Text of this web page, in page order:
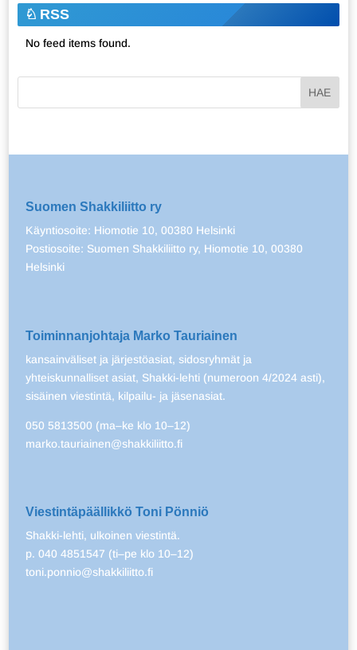
RSS
No feed items found.
Suomen Shakkiliitto ry
Käyntiosoite: Hiomotie 10, 00380 Helsinki
Postiosoite: Suomen Shakkiliitto ry, Hiomotie 10, 00380
Helsinki
Toiminnanjohtaja Marko Tauriainen
kansainväliset ja järjestöasiat, sidosryhmät ja
yhteiskunnalliset asiat, Shakki-lehti (numeroon 4/2024 asti),
sisäinen viestintä, kilpailu- ja jäsenasiat.
050 5813500 (ma–ke klo 10–12)
marko.tauriainen@shakkiliitto.fi
Viestintäpäällikkö Toni Pönniö
Shakki-lehti, ulkoinen viestintä.
p. 040 4851547 (ti–pe klo 10–12)
toni.ponnio@shakkiliitto.fi